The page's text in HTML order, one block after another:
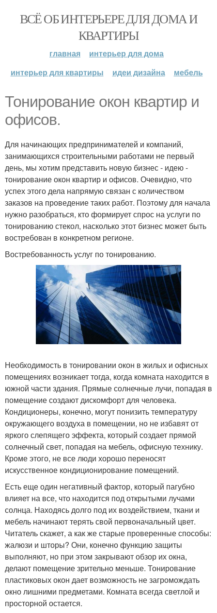
ВСЁ ОБ ИНТЕРЬЕРЕ ДЛЯ ДОМА И
КВАРТИРЫ
главная
интерьер для дома
интерьер для квартиры
идеи дизайна мебель
Тонирование окон квартир и
офисов.
Для начинающих предпринимателей и компаний,
занимающихся строительными работами не первый
день, мы хотим представить новую бизнес - идею -
тонирование окон квартир и офисов. Очевидно, что
успех этого дела напрямую связан с количеством
заказов на проведение таких работ. Поэтому для начала
нужно разобраться, кто формирует спрос на услуги по
тонированию стекол, насколько этот бизнес может быть
востребован в конкретном регионе.
Востребованность услуг по тонированию.
Необходимость в тонировании окон в жилых и офисных
помещениях возникает тогда, когда комната находится в
южной части здания. Прямые солнечные лучи, попадая в
помещение создают дискомфорт для человека.
Кондиционеры, конечно, могут понизить температуру
окружающего воздуха в помещении, но не избавят от
яркого слепящего эффекта, который создает прямой
солнечный свет, попадая на мебель, офисную технику.
Кроме этого, не все люди хорошо переносят
искусственное кондиционирование помещений.
Есть еще один негативный фактор, который пагубно
влияет на все, что находится под открытыми лучами
солнца. Находясь долго под их воздействием, ткани и
мебель начинают терять свой первоначальный цвет.
Читатель скажет, а как же старые проверенные способы:
жалюзи и шторы? Они, конечно функцию защиты
выполняют, но при этом закрывают обзор их окна,
делают помещение зрительно меньше. Тонирование
пластиковых окон дает возможность не загромождать
окно лишними предметами. Комната всегда светлой и
просторной остается.